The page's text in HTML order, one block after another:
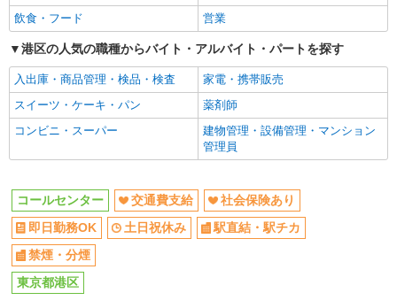
飲食・フード
営業
港区の人気の職種からバイト・アルバイト・パートを探す
入出庫・商品管理・検品・検査
家電・携帯販売
スイーツ・ケーキ・パン
薬剤師
コンビニ・スーパー
建物管理・設備管理・マンション
管理員
コールセンター 交通費支給
社会保険あり
即日勤務OK
土日祝休み
駅直結・駅チカ
禁煙・分煙
東京都港区